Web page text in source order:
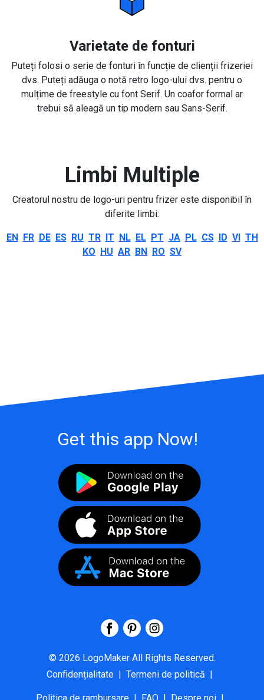
Varietate de fonturi
Puteți folosi o serie de fonturi în funcție de clienții frizeriei
dvs. Puteți adăuga o notă retro logo-ului dvs. pentru o
mulțime de freestyle cu font Serif. Un coafor formal ar
trebui să aleagă un tip modern sau Sans-Serif.
Limbi Multiple
Creatorul nostru de logo-uri pentru frizer este disponibil în
diferite limbi:
EN FR DE ES RU TR IT NL EL PT JA PL CS ID VI TH
KO HU AR BN RO SV
Get this app Now!
© 2026 LogoMaker All Rights Reserved.
Confidențialitate | Termeni de politică |